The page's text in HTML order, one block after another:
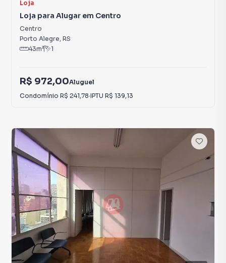
Loja
Loja para Alugar em Centro
Centro
Porto Alegre, RS
43m² 1
R$ 972,00Aluguel
Condomínio R$ 241,78·IPTU R$ 139,13